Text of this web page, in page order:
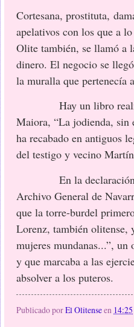
Cortesana, prostituta,
apelativos con los que a
Olite también, se llamó a
dinero. El negocio se
la muralla que pertenecía
Hay un libro
Maiora, “La jodienda, sin
ha recabado en antiguos
del testigo y vecino
En la
Archivo General de
que la torre-burdel
Lorenz, también olitense,
mujeres mundanas...”,
y que marcaba a las
absolver a los puteros.
Publicado porEl Olitenseen 14:25